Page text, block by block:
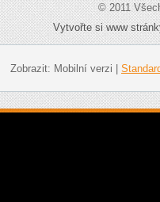
© 2011
Vytvořte si www
Zobrazit: Mobilní verzi